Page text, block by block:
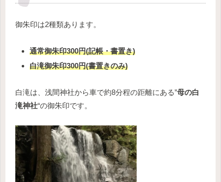
御朱印は2種類あります。
通常御朱印300円(記帳・書置き)
白滝御朱印300円(書置きのみ)
白滝は、浅間神社から車で約8分程の距離にある”母の白
滝神社“の御朱印です。